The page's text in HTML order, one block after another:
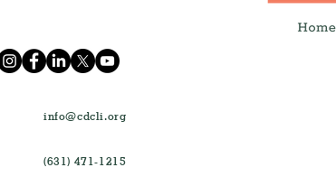
info@cdcli.org
(631) 471-1215